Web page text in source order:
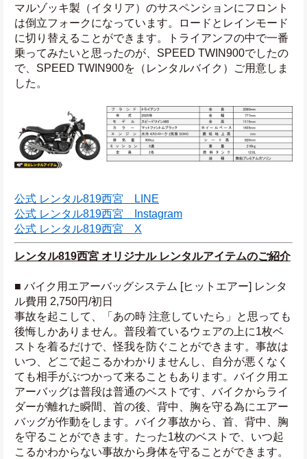
マルゾッキ製（イタリア）のサスペンションにフロント
は倒立フォークになっています。ロードとレインモード
に切り替えることができます。トライアンフの中で一番
乗ってみたいと思ったのが、SPEED TWIN900でしたの
で、SPEED TWIN900を（レンタルバイク）ご用意しま
した。
公式 レンタル819西宮　LINE
公式 レンタル819西宮　Instagram
公式 レンタル819西宮　X
レンタル819西宮 オリジナル レンタルアイテムのご紹介
■ バイク用エアーバッグシステム [ヒットエアー] レンタ
ル費用 2,750円/初日
事故を起こして、「あの時 注意していたら」と思っても
後悔しかありません。普段着ているウェアの上に1枚ベ
ストを着るだけで、怪我を防ぐことができます。事故は
いつ、どこで起こるかわかりませんし、自分が悪くなく
ても相手がぶつかって来ることもあります。バイク用エ
アーバッグは普段は普通のベストです、バイクからライ
ダーが離れた瞬間、首の後、背中、胸を守る為にエアー
バッグが作動をします。バイク事故から、首、背中、胸
を守ることができます。たった1枚のベストで、いつ起
こるかわからない事故から身体を守ることができます。